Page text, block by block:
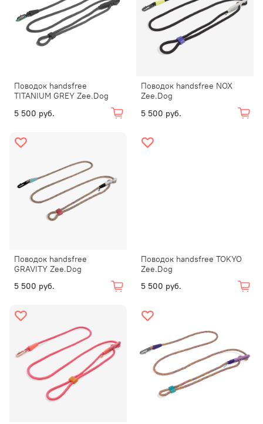
Поводок handsfree
TITANIUM GREY Zee.Dog
5 500 руб.
Поводок handsfree NOX
Zee.Dog
5 500 руб.
Поводок handsfree
GRAVITY Zee.Dog
5 500 руб.
Поводок handsfree TOKYO
Zee.Dog
5 500 руб.